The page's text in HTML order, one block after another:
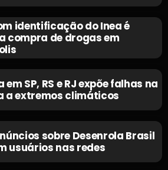
identificação do Inea é
compra de drogas em
SP, RS e RJ expõe falhas na
a extremos climáticos
sobre Desenrola Brasil
usuários nas redes